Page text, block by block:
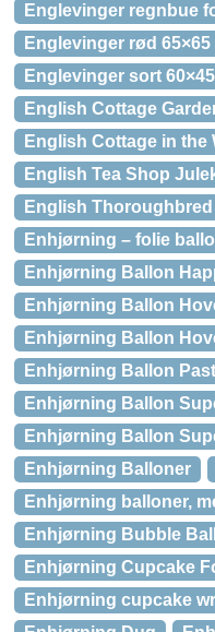
Englevinger regnbue
Englevinger rød 65×65
Englevinger sort
English Cottage
English Cottage in the
English Tea Shop
English
Enhjørning – folie
Enhjørning Ballon
Enhjørning Ballon
Enhjørning Ballon
Enhjørning Ballon
Enhjørning Ballon
Enhjørning Ballon
Enhjørning Balloner
Enhjørning balloner,
Enhjørning Bubble
Enhjørning Cupcake
Enhjørning cupcake